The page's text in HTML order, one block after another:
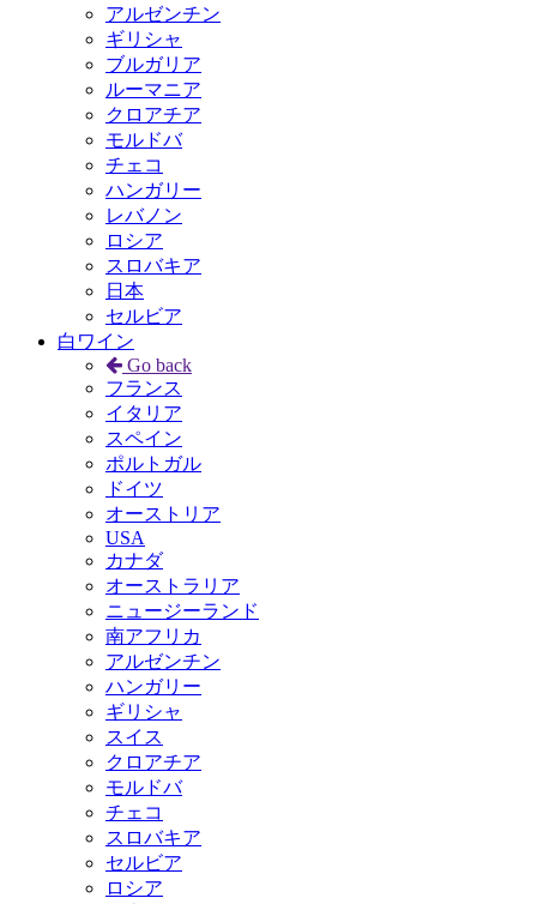
アルゼンチン
ギリシャ
ブルガリア
ルーマニア
クロアチア
モルドバ
チェコ
ハンガリー
レバノン
ロシア
スロバキア
日本
セルビア
白ワイン
Go back
フランス
イタリア
スペイン
ポルトガル
ドイツ
オーストリア
USA
カナダ
オーストラリア
ニュージーランド
南アフリカ
アルゼンチン
ハンガリー
ギリシャ
スイス
クロアチア
モルドバ
チェコ
スロバキア
セルビア
ロシア